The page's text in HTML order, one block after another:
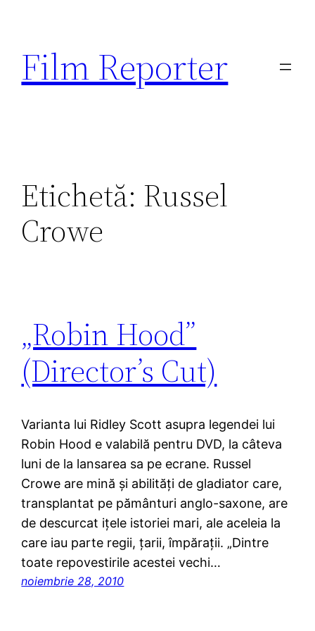
conținut
Film Reporter
Etichetă: Russel
Crowe
„Robin Hood”
(Director’s Cut)
Varianta lui Ridley Scott asupra legendei lui
Robin Hood e valabilă pentru DVD, la câteva
luni de la lansarea sa pe ecrane. Russel
Crowe are mină şi abilităţi de gladiator care,
transplantat pe pământuri anglo-saxone, are
de descurcat iţele istoriei mari, ale aceleia la
care iau parte regii, ţarii, împăraţii. „Dintre
toate repovestirile acestei vechi…
noiembrie 28, 2010